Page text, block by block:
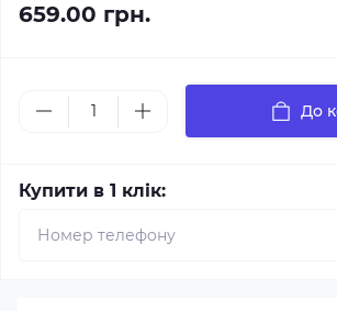
659.00 грн.
До
Купити в 1 клік: